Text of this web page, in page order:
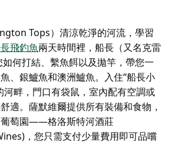
Tops）清涼乾淨的河流，學習
飛釣魚兩天時間裡，船長（又名克雷
如何打結、繫魚餌以及拋竿，帶您一
、銀鱸魚和澳洲鱸魚。入住“船長小
河畔，門口有袋鼠，室內配有空調或
適。薩默維爾提供所有裝備和食物，
葡萄園——格洛斯特河酒莊
，您只需支付少量費用即可品嚐